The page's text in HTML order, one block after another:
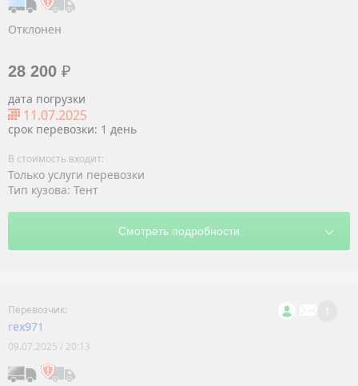
Отклонен
28 200 ₽
дата погрузки
11.07.2025
срок перевозки: 1 день
Только услуги перевозки
Тип кузова: Тент
rex971
09.07.2025 / 20:13
1